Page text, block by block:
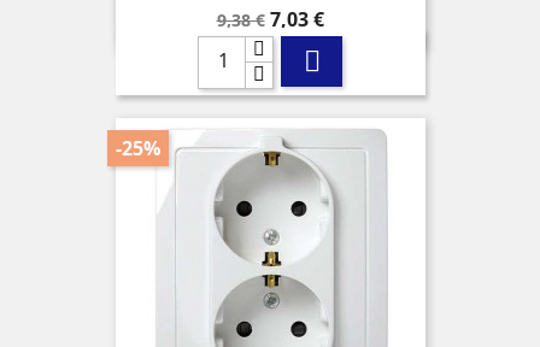
Precio
base
9,38 € Precio
7,03 €

-25%